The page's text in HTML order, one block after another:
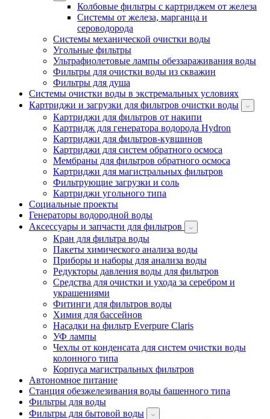
Колбовые фильтры с картриджем от железа
Системы от железа, марганца и
сероводорода
Системы механической очистки воды
Угольные фильтры
Ультрафиолетовые лампы обеззараживания воды
Фильтры для очистки воды из скважин
Фильтры для душа
Системы очистки воды в экстремальных условиях
Картриджи и загрузки для фильтров очистки воды
Картриджи для фильтров от накипи
Картридж для генератора водорода Hydron
Картриджи для фильтров-кувшинов
Картриджи для систем обратного осмоса
Мембраны для фильтров обратного осмоса
Картриджи для магистральных фильтров
Фильтрующие загрузки и соль
Картриджи угольного типа
Социальные проекты
Генераторы водородной воды
Аксессуары и запчасти для фильтров
Кран для фильтра воды
Пакеты химического анализа воды
Приборы и наборы для анализа воды
Редукторы давления воды для фильтров
Средства для очистки и ухода за серебром и
украшениями
Фитинги для фильтров воды
Химия для бассейнов
Насадки на фильтр Everpure Claris
УФ лампы
Чехлы от конденсата для систем очистки воды
колонного типа
Корпуса магистральных фильтров
Автономное питание
Станция обезжелезивания воды башенного типа
Фильтры для воды
Фильтры для бытовой воды